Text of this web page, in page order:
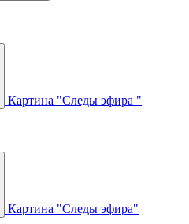
Картина "Следы эфира "
Картина "Следы эфира"